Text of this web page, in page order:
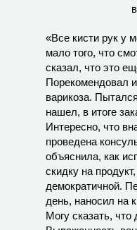
«Все кисти рук у
мало того, что
сказал, что это
Порекомендовал
варикоза.
нашел, в итоге
Интересно, что
проведена
объяснила, как
скидку на
демократичной.
день, наносил на
Могу сказать, что